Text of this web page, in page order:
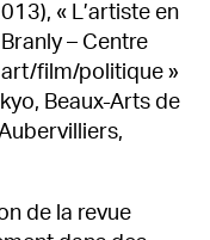
« L’artiste en
– Centre
art/film/politique »
Beaux-Arts de
de la revue